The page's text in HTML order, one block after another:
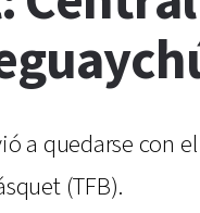
a quedarse con
(TFB).